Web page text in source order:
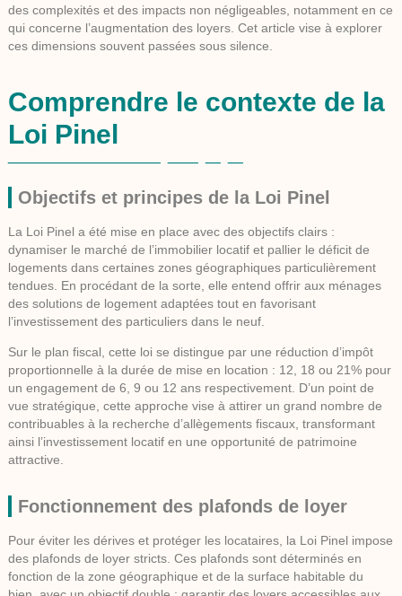
des complexités et des impacts non négligeables, notamment en ce
qui concerne l’augmentation des loyers. Cet article vise à explorer
ces dimensions souvent passées sous silence.
Comprendre le contexte de la
Loi Pinel
Objectifs et principes de la Loi Pinel
La Loi Pinel a été mise en place avec des objectifs clairs :
dynamiser le marché de l’immobilier locatif et pallier le déficit de
logements dans certaines zones géographiques particulièrement
tendues. En procédant de la sorte, elle entend offrir aux ménages
des solutions de logement adaptées tout en favorisant
l’investissement des particuliers dans le neuf.
Sur le plan fiscal, cette loi se distingue par une réduction d’impôt
proportionnelle à la durée de mise en location : 12, 18 ou 21% pour
un engagement de 6, 9 ou 12 ans respectivement. D’un point de
vue stratégique, cette approche vise à attirer un grand nombre de
contribuables à la recherche d’allègements fiscaux, transformant
ainsi l’investissement locatif en une opportunité de patrimoine
attractive.
Fonctionnement des plafonds de loyer
Pour éviter les dérives et protéger les locataires, la Loi Pinel impose
des plafonds de loyerstricts. Ces plafonds sont déterminés en
fonction de la zone géographique et de la surface habitable du